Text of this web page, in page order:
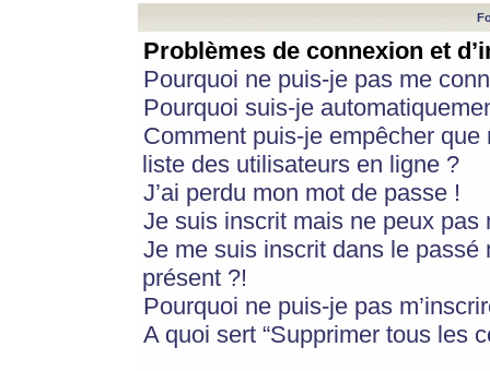
Problèmes de connexion et
Pourquoi ne puis-je pas me
Pourquoi suis-je
Comment puis-je empêcher
liste des utilisateurs en ligne ?
J’ai perdu mon mot de passe !
Je suis inscrit mais ne peux pas
Je me suis inscrit dans le
présent ?!
Pourquoi ne puis-je pas
A quoi sert “Supprimer tous les